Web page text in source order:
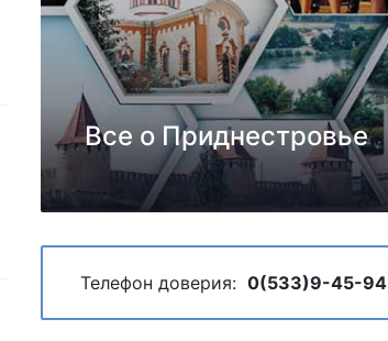
Все о Приднестровье
Телефон доверия: 0(533)9-45-94